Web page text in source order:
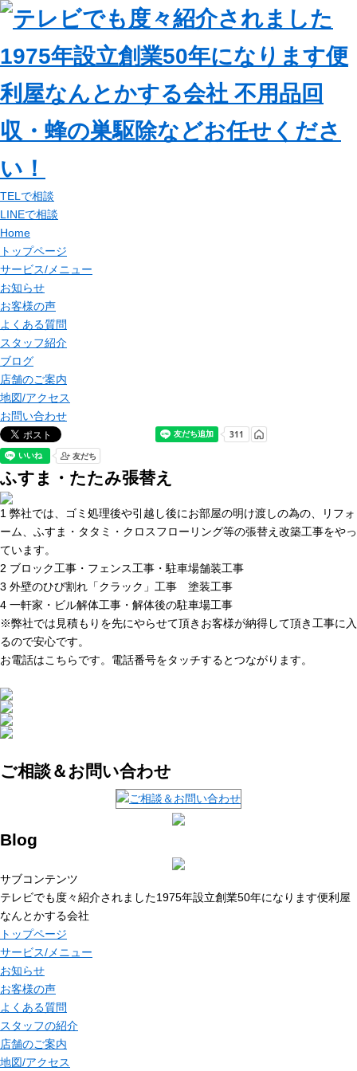
TELで相談
LINEで相談
Home
トップページ
サービス/メニュー
お知らせ
お客様の声
よくある質問
スタッフ紹介
ブログ
店舗のご案内
地図/アクセス
お問い合わせ
ふすま・たたみ張替え
1 弊社では、ゴミ処理後や引越し後にお部屋の明け渡しの為の、リフォ
ーム、ふすま・タタミ・クロスフローリング等の張替え改築工事をやっ
ています。
2 ブロック工事・フェンス工事・駐車場舗装工事
3 外壁のひび割れ「クラック」工事 塗装工事
4 一軒家・ビル解体工事・解体後の駐車場工事
※弊社では見積もりを先にやらせて頂きお客様が納得して頂き工事に入
るので安心です。
お電話はこちらです。電話番号をタッチするとつながります。
ご相談＆お問い合わせ
Blog
サブコンテンツ
テレビでも度々紹介されました1975年設立創業50年になります便利屋
なんとかする会社
トップページ
サービス/メニュー
お知らせ
お客様の声
よくある質問
スタッフの紹介
店舗のご案内
地図/アクセス